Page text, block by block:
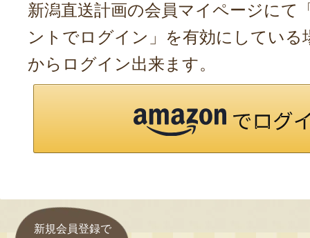
新潟直送計画の会員マイページにて
ントでログイン」を有効にしている
からログイン出来ます。
新規会員登録で